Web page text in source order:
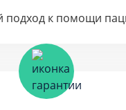
подход к помощи